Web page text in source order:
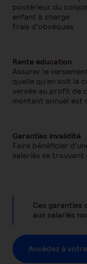
postérieur du
enfant à charge
Frais d'obsèques
Rente éducation
Assurer le
quelle qu’en soit la
versée au profit de
montant annuel est
Garanties invalidité
Faire bénéficier
salariés se trouvant
Ces garanties
aux salariés
Accédez à